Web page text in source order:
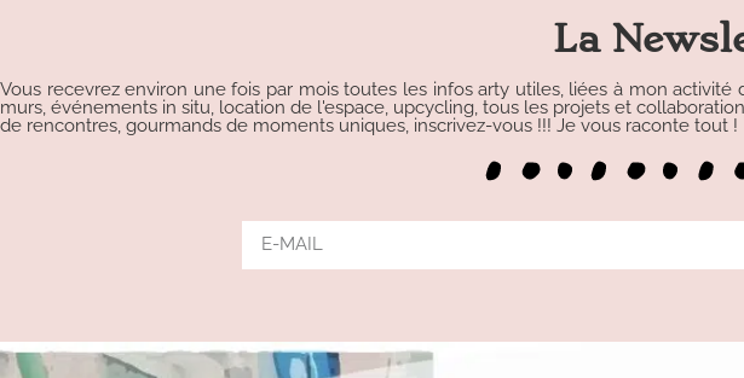
La
Vous recevrez environ une fois par mois toutes les infos arty utiles, liées à mon
murs, événements in situ, location de l'espace, upcycling, tous les projets et
de rencontres, gourmands de moments uniques, inscrivez-vous !!! Je vous raconte tout !